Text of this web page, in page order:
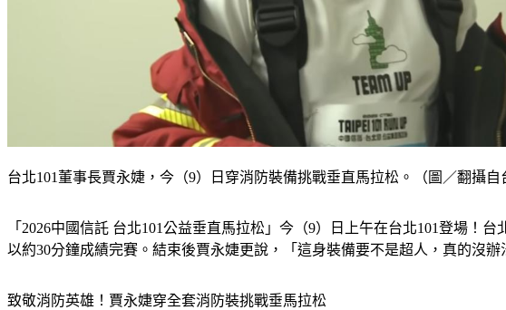
台北101董事長賈永婕，今（9）日穿消防裝備挑戰垂直馬拉松。（圖／翻攝自
「2026中國信託 台北101公益垂直馬拉松」今（9）日上午在台北101登場！
以約30分鐘成績完賽。結束後賈永婕更說，「這身裝備要不是超人，真的沒辦
致敬消防英雄！賈永婕穿全套消防裝挑戰垂馬拉松